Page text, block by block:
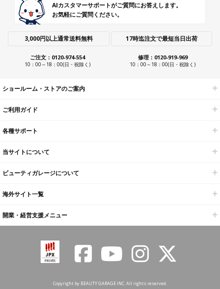
AIカスタマーサポートがご質問にお答えします。
お気軽にご質問ください。
3,000円以上通常送料無料 17時迄注文で最短当日出荷
ご注文：0120-974-554
10：00～18：00(日・祝除く)
修理：0120-919-969
10：00～18：00(日・祝除く)
ショールーム・ストアのご案内
ご利用ガイド
各種サポート
当サイトについて
ビューティガレージについて
海外サイト一覧
開業・経営支援メニュー
Copyright by BEAUTY GARAGE INC. All rights reserved.